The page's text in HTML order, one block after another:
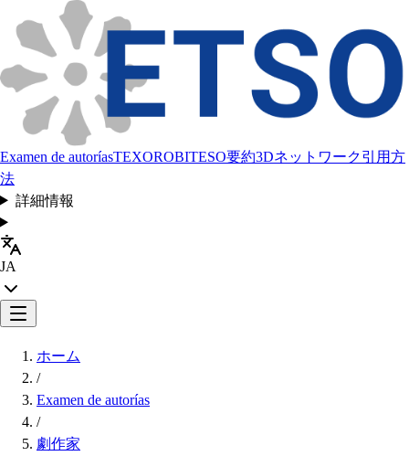
Examen de autoríasTEXOROBITESO要約3Dネットワーク引用方
法
詳細情報
JA
ホーム
/
Examen de autorías
/
劇作家